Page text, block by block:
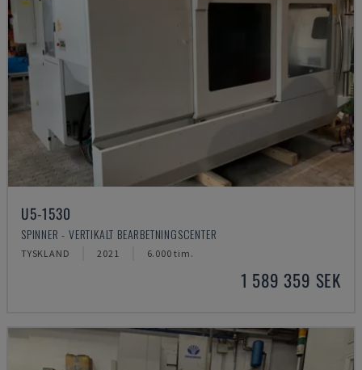
U5-1530
SPINNER - VERTIKALT BEARBETNINGSCENTER
TYSKLAND 2021 6.000 tim.
1 589 359 SEK